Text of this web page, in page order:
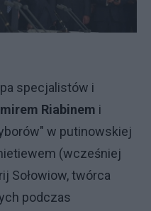
specjalistów i
Riabinem i
w putinowskiej
(wcześniej
Sołowiow, twórca
podczas